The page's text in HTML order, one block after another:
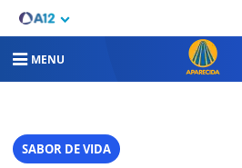
MENU
SABOR DE VIDA